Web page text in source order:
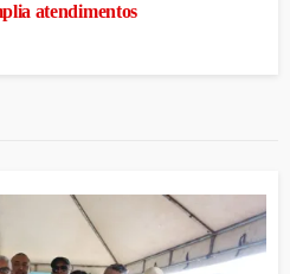
atendimentos